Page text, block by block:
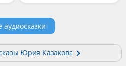
аудиосказки
Юрия Казакова